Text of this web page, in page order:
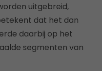
uitgebreid,
dat het dan
daarbij op het
segmenten van